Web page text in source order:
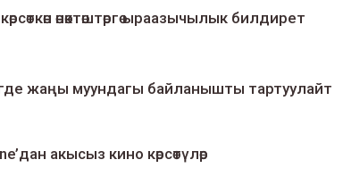
өнөктөштөргө ыраазычылык билдирет
жаңы муундагы байланышты тартуулайт
акысыз кино көрсөтүлөр